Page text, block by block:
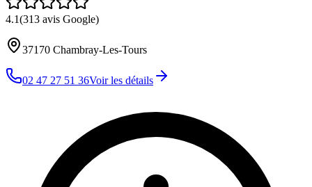
4.1(313 avis Google)
37170 Chambray-Les-Tours
02 47 27 51 36Voir les détails